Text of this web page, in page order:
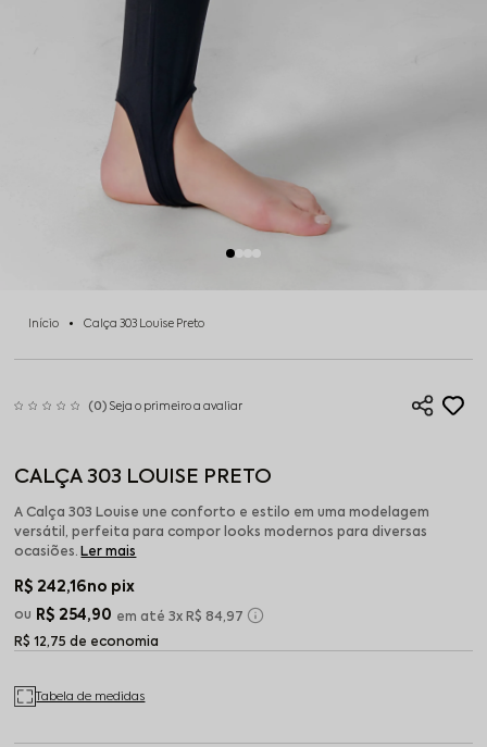
Início Calça 303 Louise Preto
(0) Seja o primeiro a avaliar
CALÇA 303 LOUISE PRETO
A Calça 303 Louise une conforto e estilo em uma modelagem
versátil, perfeita para compor looks modernos para diversas
ocasiões. Ler mais
R$ 242,16no pix
R$ 254,90
3x R$ 84,97
R$ 12,75 de economia
Tabela de medidas